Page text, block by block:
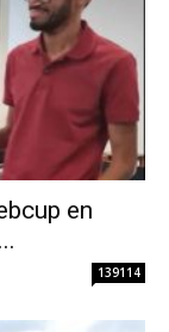
en
139114